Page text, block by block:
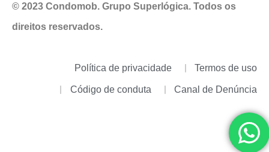
© 2023 Condomob. Grupo Superlógica. Todos os
direitos reservados.
Política de privacidade Termos de uso
Código de conduta Canal de Denúncia